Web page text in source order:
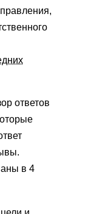
ответов
в 4